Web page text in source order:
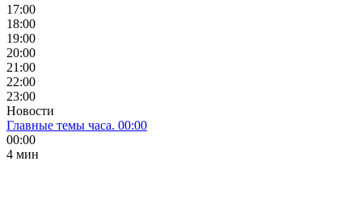
17:00
18:00
19:00
20:00
21:00
22:00
23:00
Новости
Главные темы часа. 00:00
00:00
4 мин